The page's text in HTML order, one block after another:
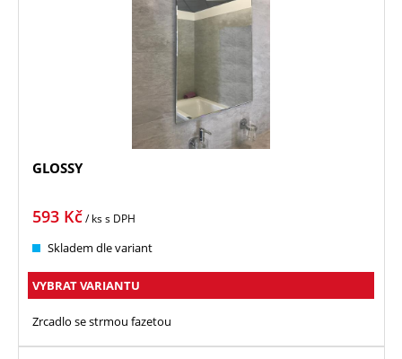
GLOSSY
593 Kč/ kss DPH
Skladem dle variant
VYBRAT VARIANTU
Zrcadlo se strmou fazetou